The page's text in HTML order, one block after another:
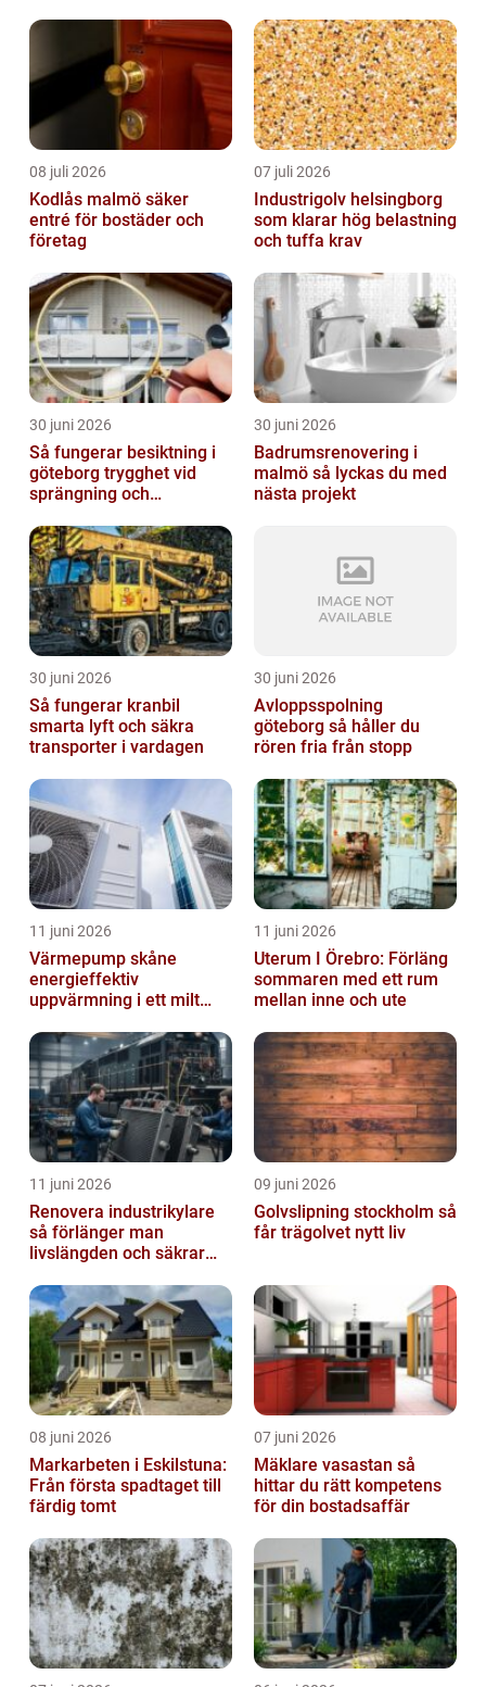
08 juli 2026
Kodlås malmö säker
entré för bostäder och
företag
07 juli 2026
Industrigolv helsingborg
som klarar hög belastning
och tuffa krav
30 juni 2026
Så fungerar besiktning i
göteborg trygghet vid
sprängning och
30 juni 2026
Badrumsrenovering i
malmö så lyckas du med
nästa projekt
30 juni 2026
Så fungerar kranbil
smarta lyft och säkra
transporter i vardagen
30 juni 2026
Avloppsspolning
göteborg så håller du
rören fria från stopp
11 juni 2026
Värmepump skåne
energieffektiv
uppvärmning i ett milt
11 juni 2026
Uterum I Örebro: Förläng
sommaren med ett rum
mellan inne och ute
11 juni 2026
Renovera industrikylare
så förlänger man
livslängden och säkrar
09 juni 2026
Golvslipning stockholm så
får trägolvet nytt liv
08 juni 2026
Markarbeten i Eskilstuna:
Från första spadtaget till
färdig tomt
07 juni 2026
Mäklare vasastan så
hittar du rätt kompetens
för din bostadsaffär